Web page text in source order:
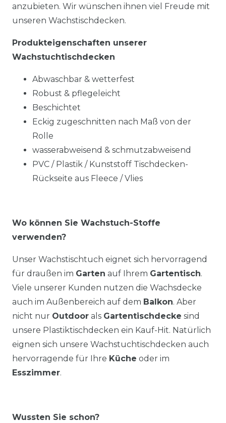
anzubieten. Wir wünschen ihnen viel Freude mit
unseren Wachstischdecken.
Produkteigenschaften unserer
Wachstuchtischdecken
Abwaschbar & wetterfest
Robust & pflegeleicht
Beschichtet
Eckig zugeschnitten nach Maß von der
Rolle
wasserabweisend & schmutzabweisend
PVC / Plastik / Kunststoff Tischdecken-
Rückseite aus Fleece / Vlies
Wo können Sie Wachstuch-Stoffe
verwenden?
Unser Wachstischtuch eignet sich hervorragend
für draußen im Garten auf Ihrem Gartentisch.
Viele unserer Kunden nutzen die Wachsdecke
auch im Außenbereich auf dem Balkon. Aber
nicht nur Outdoor als Gartentischdecke sind
unsere Plastiktischdecken ein Kauf-Hit. Natürlich
eignen sich unsere Wachstuchtischdecken auch
hervorragende für Ihre Küche oder im
Esszimmer.
Wussten Sie schon?